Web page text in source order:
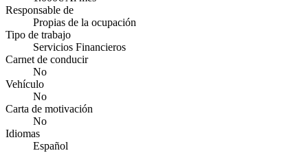
Responsable de
Propias de la ocupación
Tipo de trabajo
Servicios Financieros
Carnet de conducir
No
Vehículo
No
Carta de motivación
No
Idiomas
Español